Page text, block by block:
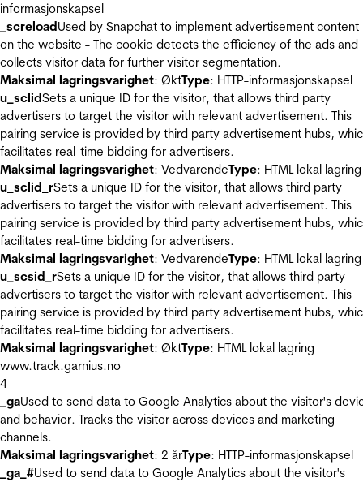
informasjonskapsel
_screloadUsed by Snapchat to implement advertisement content
on the website - The cookie detects the efficiency of the ads and
collects visitor data for further visitor segmentation.
Maksimal lagringsvarighet: ØktType: HTTP-informasjonskapsel
u_sclidSets a unique ID for the visitor, that allows third party
advertisers to target the visitor with relevant advertisement. This
pairing service is provided by third party advertisement hubs,
facilitates real-time bidding for advertisers.
Maksimal lagringsvarighet: VedvarendeType: HTML lokal lagring
u_sclid_rSets a unique ID for the visitor, that allows third party
advertisers to target the visitor with relevant advertisement. This
pairing service is provided by third party advertisement hubs,
facilitates real-time bidding for advertisers.
Maksimal lagringsvarighet: VedvarendeType: HTML lokal lagring
u_scsid_rSets a unique ID for the visitor, that allows third party
advertisers to target the visitor with relevant advertisement. This
pairing service is provided by third party advertisement hubs,
facilitates real-time bidding for advertisers.
Maksimal lagringsvarighet: ØktType: HTML lokal lagring
www.track.garnius.no
4
_gaUsed to send data to Google Analytics about the visitor's
and behavior. Tracks the visitor across devices and marketing
channels.
Maksimal lagringsvarighet: 2 årType: HTTP-informasjonskapsel
_ga_#Used to send data to Google Analytics about the visitor's